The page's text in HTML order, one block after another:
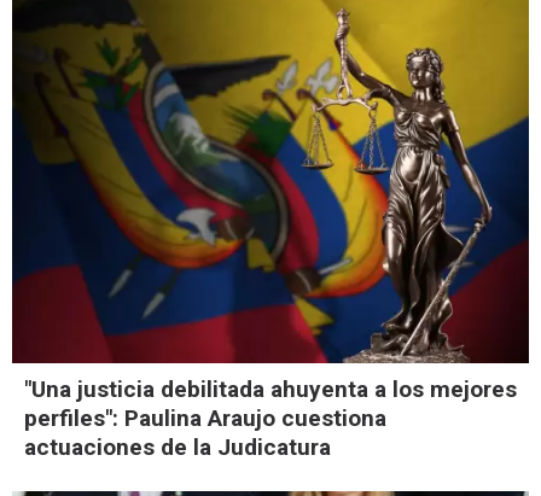
"Una justicia debilitada ahuyenta a los mejores
perfiles": Paulina Araujo cuestiona
actuaciones de la Judicatura